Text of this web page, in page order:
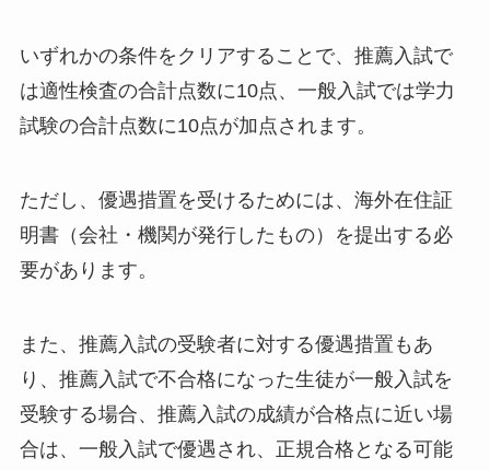
いずれかの条件をクリアすることで、推薦入試で
は適性検査の合計点数に10点、一般入試では学力
試験の合計点数に10点が加点されます。
ただし、優遇措置を受けるためには、海外在住証
明書（会社・機関が発行したもの）を提出する必
要があります。
また、推薦入試の受験者に対する優遇措置もあ
り、推薦入試で不合格になった生徒が一般入試を
受験する場合、推薦入試の成績が合格点に近い場
合は、一般入試で優遇され、正規合格となる可能